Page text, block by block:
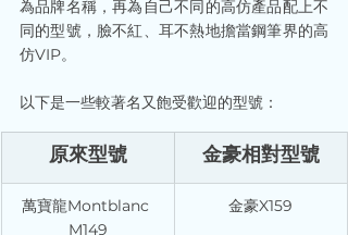
為品牌名稱，再為自己不同的高仿產品配上不
同的型號，臉不紅、耳不熱地擔當鋼筆界的高
仿VIP。
以下是一些較著名又飽受歡迎的型號：
原來型號 金豪相對型號
萬寶龍Montblanc
M149
金豪X159